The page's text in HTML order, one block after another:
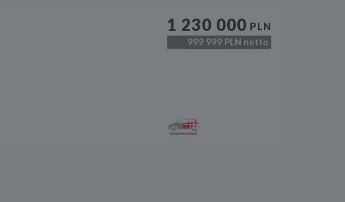
1 230 000 PLN
999 999 PLN netto